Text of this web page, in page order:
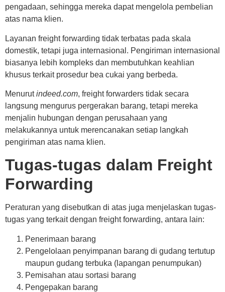
pengadaan, sehingga mereka dapat mengelola pembelian
atas nama klien.
Layanan freight forwarding tidak terbatas pada skala
domestik, tetapi juga internasional. Pengiriman internasional
biasanya lebih kompleks dan membutuhkan keahlian
khusus terkait prosedur bea cukai yang berbeda.
Menurutindeed.com, freight forwarders tidak secara
langsung mengurus pergerakan barang, tetapi mereka
menjalin hubungan dengan perusahaan yang
melakukannya untuk merencanakan setiap langkah
pengiriman atas nama klien.
Tugas-tugas dalam Freight
Forwarding
Peraturan yang disebutkan di atas juga menjelaskan tugas-
tugas yang terkait dengan freight forwarding, antara lain:
Penerimaan barang
Pengelolaan penyimpanan barang di gudang tertutup
maupun gudang terbuka (lapangan penumpukan)
Pemisahan atau sortasi barang
Pengepakan barang